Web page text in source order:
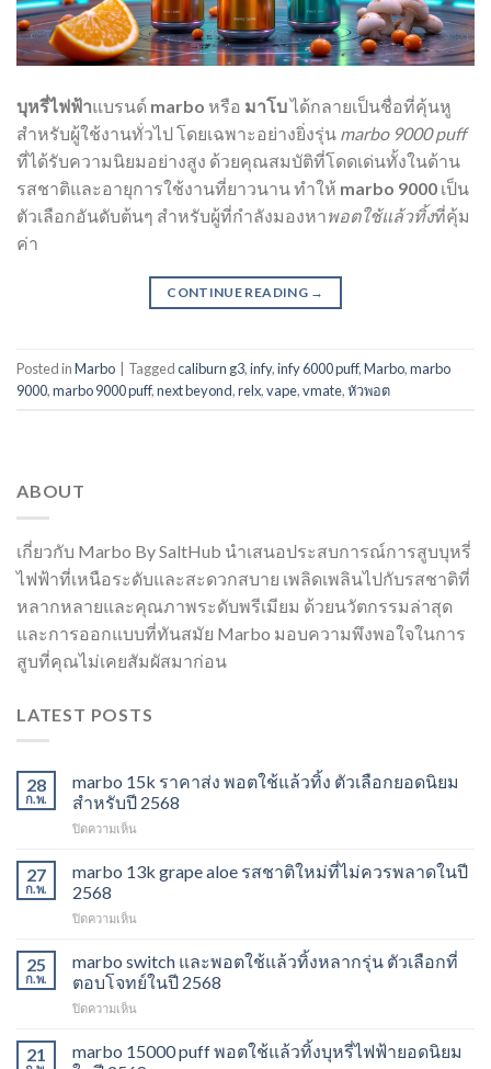
บุหรี่ไฟฟ้าแบรนด์ marbo หรือ มาโบได้กลายเป็นชื่อที่คุ้นหู
สำหรับผู้ใช้งานทั่วไป โดยเฉพาะอย่างยิ่งรุ่น marbo 9000 puff
ที่ได้รับความนิยมอย่างสูง ด้วยคุณสมบัติที่โดดเด่นทั้งในด้าน
รสชาติและอายุการใช้งานที่ยาวนาน ทำให้ marbo 9000 เป็น
ตัวเลือกอันดับต้นๆ สำหรับผู้ที่กำลังมองหาพอตใช้แล้วทิ้งที่คุ้ม
ค่า
CONTINUE READING →
Posted inMarbo Taggedcaliburn g3,infy,infy 6000 puff,Marbo,marbo
9000,marbo 9000 puff,next beyond,relx,vape,vmate,หัวพอต
ABOUT
เกี่ยวกับ Marbo By SaltHub นำเสนอประสบการณ์การสูบบุหรี่
ไฟฟ้าที่เหนือระดับและสะดวกสบาย เพลิดเพลินไปกับรสชาติที่
หลากหลายและคุณภาพระดับพรีเมียม ด้วยนวัตกรรมล่าสุด
และการออกแบบที่ทันสมัย Marbo มอบความพึงพอใจในการ
สูบที่คุณไม่เคยสัมผัสมาก่อน
LATEST POSTS
28
ก.พ.
marbo 15k ราคาส่ง พอตใช้แล้วทิ้ง ตัวเลือกยอดนิยม
สำหรับปี 2568
ปิดความเห็น
15k
ราคา
พอต
แล้ว
ทิ้ง
เลือก
นิยม
27
ก.พ.
marbo 13k grape aloe รสชาติใหม่ที่ไม่ควรพลาดในปี
2568
ปิดความเห็น
13k
grape
aloe
รสชาติ
ที่
25
ก.พ.
marbo switch และพอตใช้แล้วทิ้งหลากรุ่น ตัวเลือกที่
ตอบโจทย์ในปี 2568
ปิดความเห็น
switch
21
marbo 15000 puff พอตใช้แล้วทิ้งบุหรี่ไฟฟ้ายอดนิยม